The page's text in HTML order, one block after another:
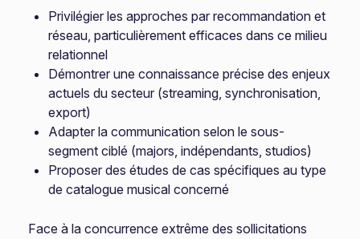
Privilégier les approches par recommandation et
réseau, particulièrement efficaces dans ce milieu
relationnel
Démontrer une connaissance précise des enjeux
actuels du secteur (streaming, synchronisation,
export)
Adapter la communication selon le sous-
segment ciblé (majors, indépendants, studios)
Proposer des études de cas spécifiques au type
de catalogue musical concerné
Face à la concurrence extrême des sollicitations